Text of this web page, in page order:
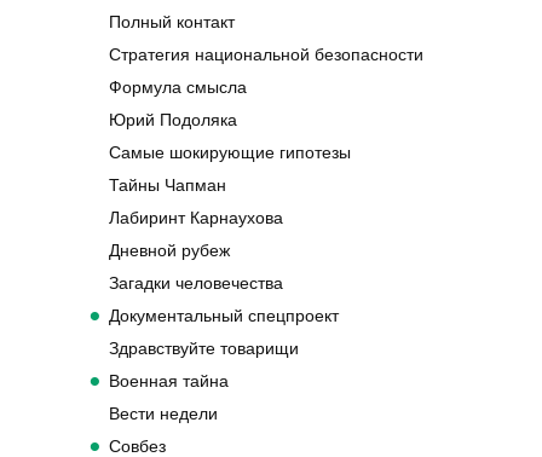
Полный контакт
Стратегия национальной безопасности
Формула смысла
Юрий Подоляка
Самые шокирующие гипотезы
Тайны Чапман
Лабиринт Карнаухова
Дневной рубеж
Загадки человечества
Документальный спецпроект
Здравствуйте товарищи
Военная тайна
Вести недели
Совбез